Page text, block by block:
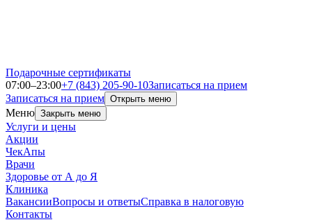
Подарочные сертификаты
07:00–23:00+7 (843) 205-90-10Записаться на прием
Записаться на прием Открыть меню
Меню Закрыть меню
Услуги и цены
Акции
ЧекАпы
Врачи
Здоровье от А до Я
Клиника
ВакансииВопросы и ответыСправка в налоговую
Контакты